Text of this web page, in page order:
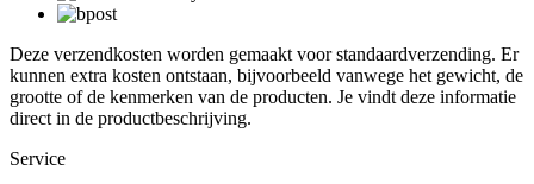
Deze verzendkosten worden gemaakt voor standaardverzending. Er
kunnen extra kosten ontstaan, bijvoorbeeld vanwege het gewicht, de
grootte of de kenmerken van de producten. Je vindt deze informatie
direct in de productbeschrijving.
Service